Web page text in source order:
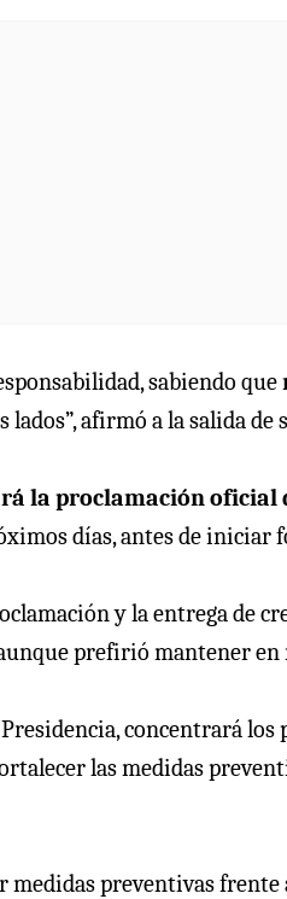
sabiendo que
lados”, afirmó a la salida
la proclamación oficial
días, antes de
y la entrega de
prefirió mantener
concentrará
las medidas
medidas preventivas